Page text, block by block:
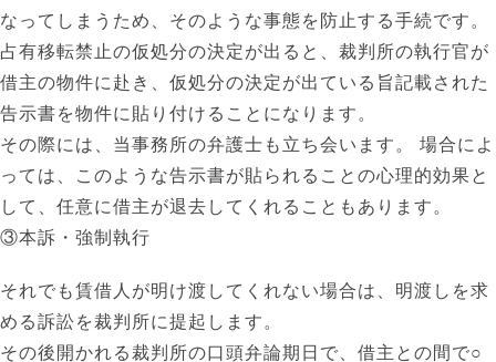
なってしまうため、そのような事態を防止する手続です。
占有移転禁止の仮処分の決定が出ると、裁判所の執行官が
借主の物件に赴き、仮処分の決定が出ている旨記載された
告示書を物件に貼り付けることになります。
その際には、当事務所の弁護士も立ち会います。 場合によ
っては、このような告示書が貼られることの心理的効果と
して、任意に借主が退去してくれることもあります。
③本訴・強制執行
それでも賃借人が明け渡してくれない場合は、明渡しを求
める訴訟を裁判所に提起します。
その後開かれる裁判所の口頭弁論期日で、借主との間で○